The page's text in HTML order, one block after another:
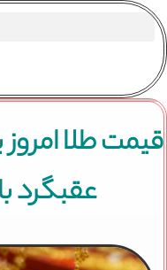
عقبگرد